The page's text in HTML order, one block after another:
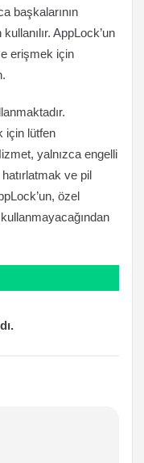
başkalarının
AppLock’un
erişmek için
için lütfen
yalnızca engelli
hatırlatmak ve pil
özel